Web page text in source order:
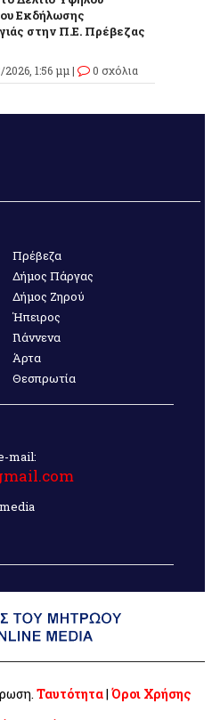
Εκδήλωσης
στην Π.Ε. Πρέβεζας
1:56 μμ | 0 σχόλια
Πρέβεζα
Δήμος Πάργας
Δήμος Ζηρού
Ήπειρος
Γιάννενα
Άρτα
Θεσπρωτία
mail:
Ταυτότητα| Όροι Χρήσης